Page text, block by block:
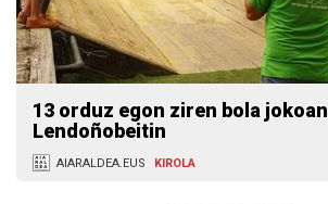
13 orduz egon ziren bola jokoan
Lendoñobeitin
AIARALDEA.EUS KIROLA